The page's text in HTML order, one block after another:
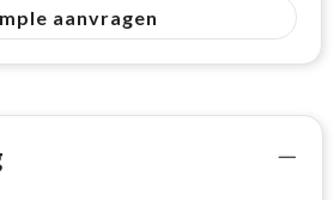
aanvragen